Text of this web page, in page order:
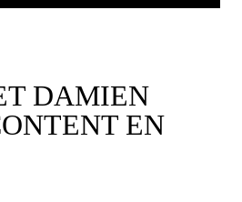
DAMIEN
EN